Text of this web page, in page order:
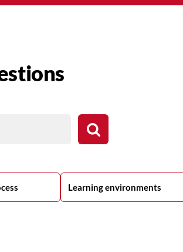
Learning environments